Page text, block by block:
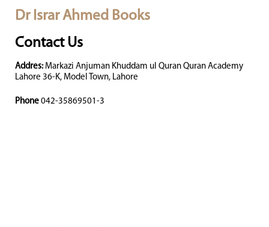
Dr Israr Ahmed Books
Contact Us
Addres: Markazi Anjuman Khuddam ul Quran Quran Academy
Lahore 36-K, Model Town, Lahore
Phone 042-35869501-3